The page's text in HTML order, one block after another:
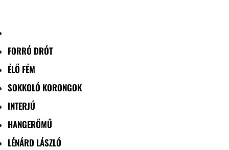
FORRÓ DRÓT
ÉLŐ FÉM
SOKKOLÓ KORONGOK
INTERJÚ
HANGERŐMŰ
LÉNÁRD LÁSZLÓ